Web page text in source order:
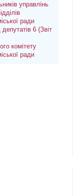
управлінь
ради
6 (Звіт
комітету
ради